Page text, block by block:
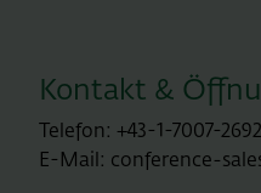
Kontakt &
Telefon: +43-1-7007-
E-Mail: conference-